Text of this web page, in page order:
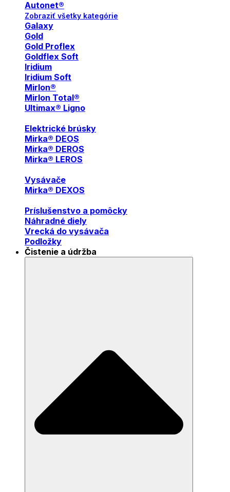
Autonet®
Zobraziť všetky kategórie
Galaxy
Gold
Gold Proflex
Goldflex Soft
Iridium
Iridium Soft
Mirlon®
Mirlon Total®
Ultimax® Ligno
Elektrické brúsky
Mirka® DEOS
Mirka® DEROS
Mirka® LEROS
Vysávače
Mirka® DEXOS
Príslušenstvo a pomôcky
Náhradné diely
Vrecká do vysávača
Podložky
Čistenie a údržba